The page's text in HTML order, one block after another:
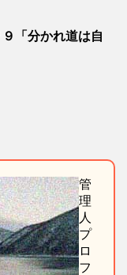
「分かれ道は自
管
理
人
プ
ロ
フ